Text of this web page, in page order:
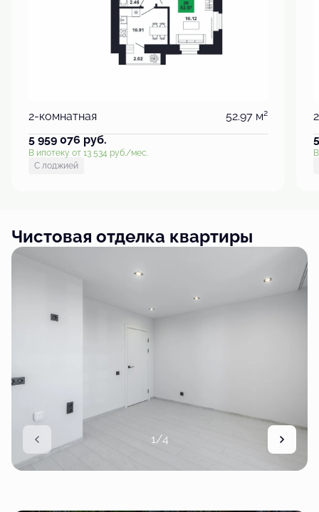
2-комнатная 52.97 м2
5 959 076 руб.
В ипотеку от 13 534 руб./мес.
С лоджией
Чистовая отделка квартиры
1/4